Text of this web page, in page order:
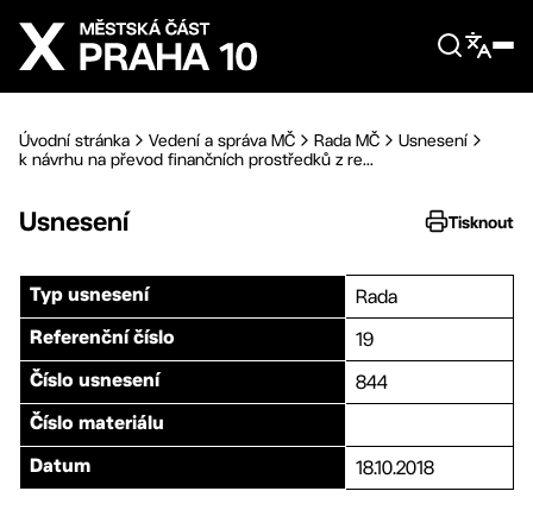
Přejít na hlavní obsah
Úvodní stránka Vedení a správa MČ Rada MČ
Usnesení
k návrhu na převod finančních prostředků z re...
Usnesení Tisknout
Typ usnesení Rada
Referenční číslo 19
Číslo usnesení 844
Číslo materiálu
Datum 18.10.2018